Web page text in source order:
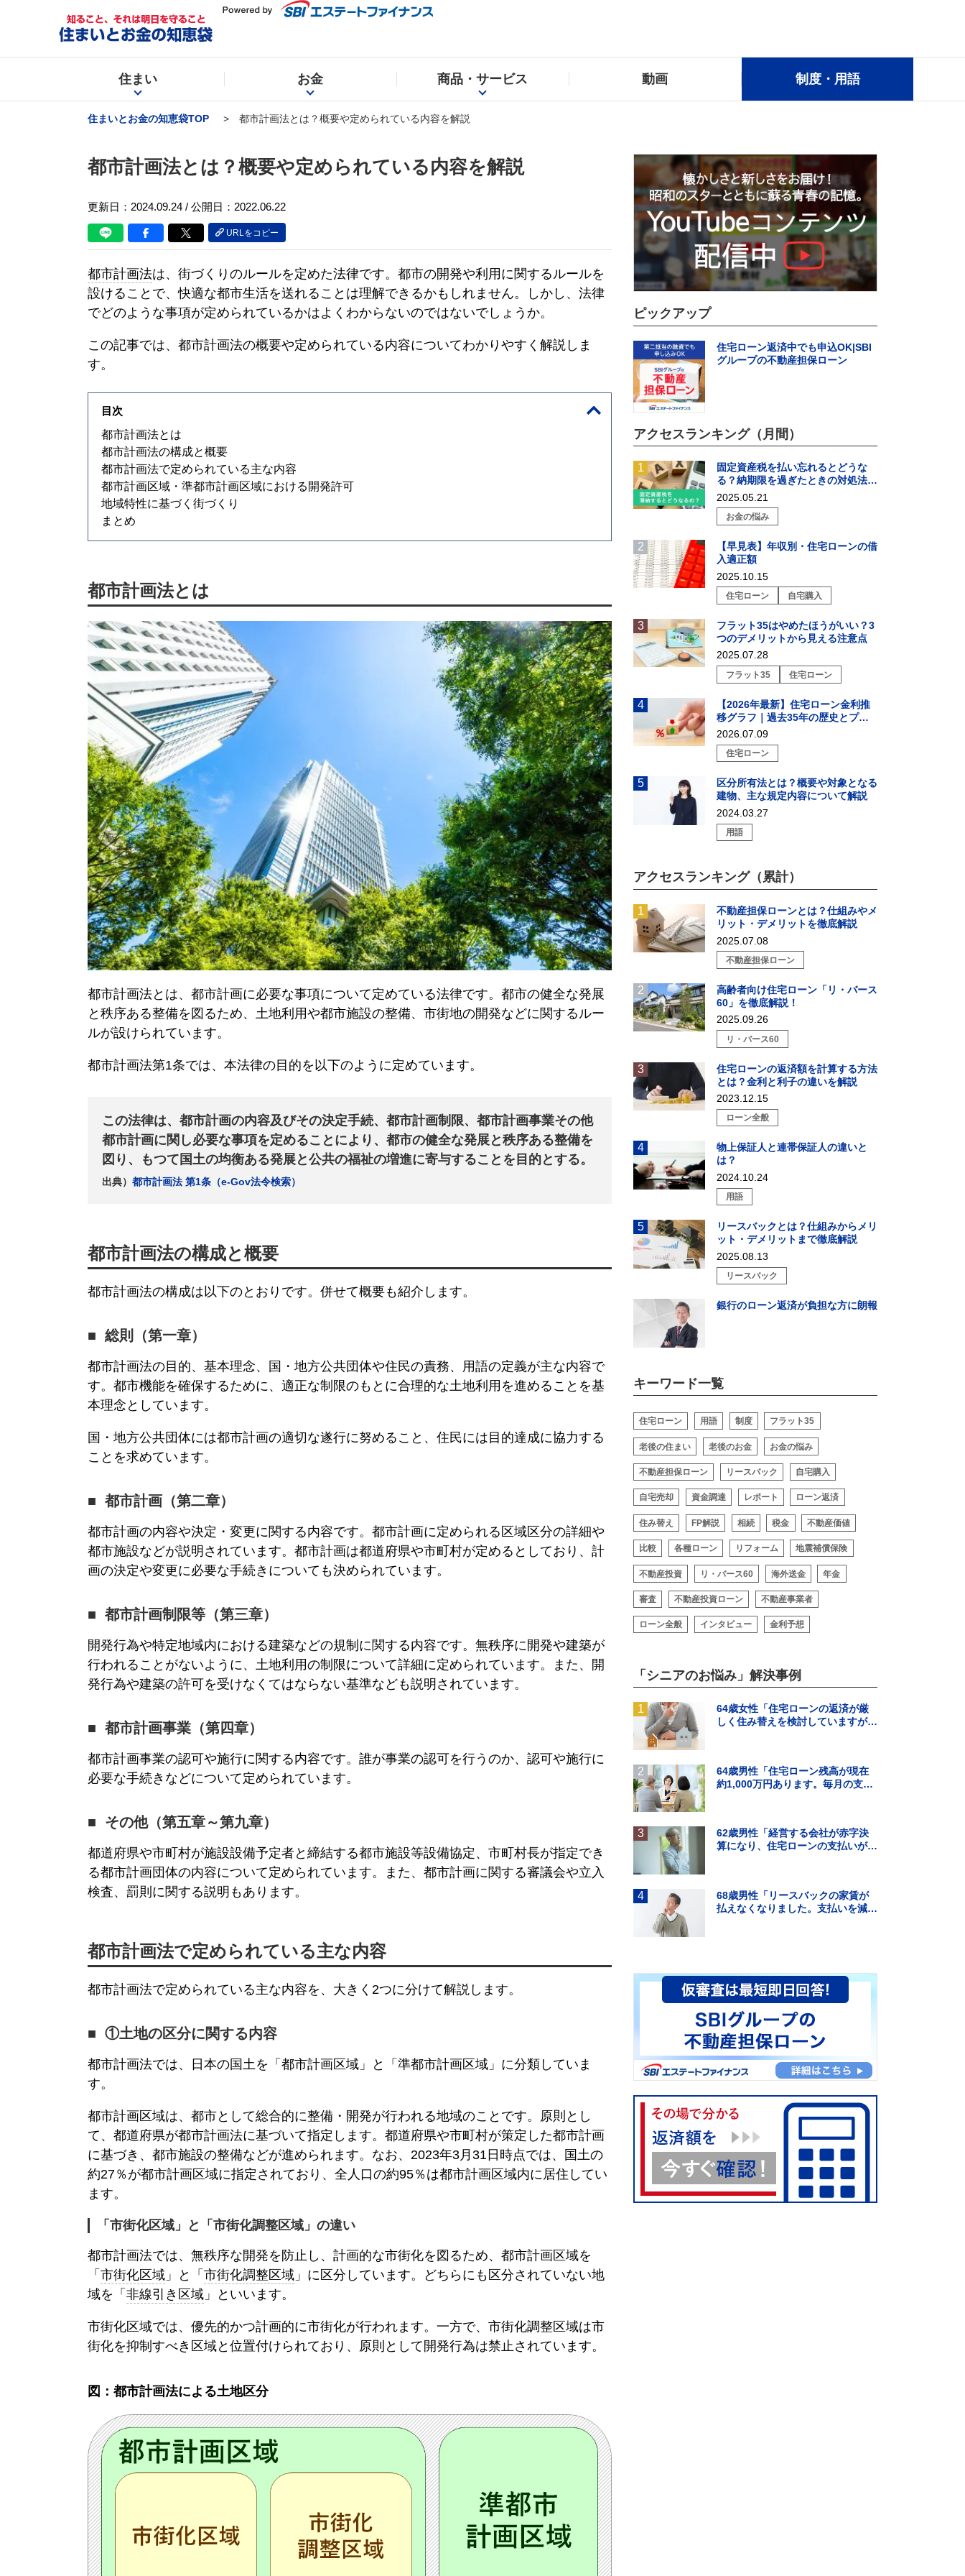
住まい お金 商品・サービス 動画 制度・用語
住まいとお金の知恵袋TOP 都市計画法とは？概要や定められている内容を解説
都市計画法とは？概要や定められている内容を解説
更新日： 2024.09.24 / 公開日：2022.06.22
URLをコピー
都市計画法は、街づくりのルールを定めた法律です。都市の開発や利用に関するルールを
設けることで、快適な都市生活を送れることは理解できるかもしれません。しかし、法律
でどのような事項が定められているかはよくわからないのではないでしょうか。
この記事では、 都市計画法の概要や定められている内容についてわかりやすく解説しま
す。
目次
都市計画法とは
都市計画法の構成と概要
都市計画法で定められている主な内容
都市計画区域・準都市計画区域における開発許可
地域特性に基づく街づくり
まとめ
都市計画法とは
都市計画法とは、都市計画に必要な事項について定めている法律です。都市の健全な発展
と秩序ある整備を図るため、土地利用や都市施設の整備、市街地の開発などに関するルー
ルが設けられています。
都市計画法第1条では、本法律の目的を以下のように定めています。
この法律は、都市計画の内容及びその決定手続、都市計画制限、都市計画事業その他
都市計画に関し必要な事項を定めることにより、都市の健全な発展と秩序ある整備を
図り、もつて国土の均衡ある発展と公共の福祉の増進に寄与することを目的とする。
出典） 都市計画法 第1条（e-Gov法令検索）
都市計画法の構成と概要
都市計画法の構成は以下のとおりです。併せて概要も紹介します。
総則（第一章）
都市計画法の目的、基本理念、国・地方公共団体や住民の責務、用語の定義が主な内容で
す。都市機能を確保するために、適正な制限のもとに合理的な土地利用を進めることを基
本理念としています。
国・地方公共団体には都市計画の適切な遂行に努めること、住民には目的達成に協力する
ことを求めています。
都市計画（第二章）
都市計画の内容や決定・変更に関する内容です。都市計画に定められる区域区分の詳細や
都市施設などが説明されています。都市計画は都道府県や市町村が定めるとしており、計
画の決定や変更に必要な手続きについても決められています。
都市計画制限等（第三章）
開発行為や特定地域内における建築などの規制に関する内容です。無秩序に開発や建築が
行われることがないように、土地利用の制限について詳細に定められています。また、開
発行為や建築の許可を受けなくてはならない基準なども説明されています。
都市計画事業（第四章）
都市計画事業の認可や施行に関する内容です。誰が事業の認可を行うのか、認可や施行に
必要な手続きなどについて定められています。
その他（第五章～第九章）
都道府県や市町村が施設設備予定者と締結する都市施設等設備協定、市町村長が指定でき
る都市計画団体の内容について定められています。また、都市計画に関する審議会や立入
検査、罰則に関する説明もあります。
都市計画法で定められている主な内容
都市計画法で定められている主な内容を、大きく2つに分けて解説します。
①土地の区分に関する内容
都市計画法では、日本の国土を「都市計画区域」と「準都市計画区域」に分類していま
す。
都市計画区域は、都市として総合的に整備・開発が行われる地域のことです。原則とし
て、都道府県が都市計画法に基づいて指定します。都道府県や市町村が策定した都市計画
に基づき、都市施設の整備などが進められます。なお、2023年3月31日時点では、国土の
約27％が都市計画区域に指定されており、全人口の約95％は都市計画区域内に居住してい
ます。
「 市街化区域 」と「 市街化調整区域 」の違い
都市計画法では、無秩序な開発を防止し、計画的な市街化を図るため、都市計画区域を
「 市街化区域 」と「 市街化調整区域 」に区分しています。どちらにも区分されていない地
域を「 非線引き区域 」といいます。
市街化区域では、優先的かつ計画的に市街化が行われます。一方で、 市街化調整区域は市
街化を抑制すべき区域と位置付けられており、原則として開発行為は禁止されています。
図： 都市計画法による土地区分
ピックアップ
住宅ローン返済中でも申込OK|SBI
グループの不動産担保ローン
アクセスランキング（月間）
固定資産税を払い忘れるとどうな
る？納期限を過ぎたときの対処法を
解説
2025.05.21
お金の悩み
【早見表】年収別・住宅ローンの借
入適正額
2025.10.15
住宅ローン 自宅購入
フラット35はやめたほうがいい？3
つのデメリットから見える注意点
2025.07.28
フラット35 住宅ローン
【2026年最新】住宅ローン金利推
移グラフ｜過去35年の歴史とプロ
が教える戦略的選び方
2026.07.09
住宅ローン
区分所有法とは？概要や対象となる
建物、主な規定内容について解説
2024.03.27
用語
アクセスランキング（累計）
不動産担保ローンとは？仕組みやメ
リット・デメリットを徹底解説
2025.07.08
不動産担保ローン
高齢者向け住宅ローン「リ・バース
60」を徹底解説！
2025.09.26
リ・バース60
住宅ローンの返済額を計算する方法
とは？金利と利子の違いを解説
2023.12.15
ローン全般
物上保証人と連帯保証人の違いと
は？
2024.10.24
用語
リースバックとは？仕組みからメリ
ット・デメリットまで徹底解説
2025.08.13
リースバック
銀行のローン返済が負担な方に朗報
キーワード一覧
住宅ローン 用語 制度 フラット35
老後の住まい 老後のお金 お金の悩み
不動産担保ローン リースバック 自宅購入
自宅売却 資金調達 レポート ローン返済
住み替え FP解説 相続 税金 不動産価値
比較 各種ローン リフォーム 地震補償保険
不動産投資 リ・バース60 海外送金 年金
審査 不動産投資ローン 不動産事業者
ローン全般 インタビュー 金利予想
「シニアのお悩み」解決事例
64歳女性「住宅ローンの返済が厳
しく住み替えを検討していますが、
64歳男性「住宅ローン残高が現在
約1,000万円あります。毎月の支払
62歳男性「経営する会社が赤字決
算になり、住宅ローンの支払いが難
68歳男性「リースバックの家賃が
払えなくなりました。支払いを減ら
閉じる